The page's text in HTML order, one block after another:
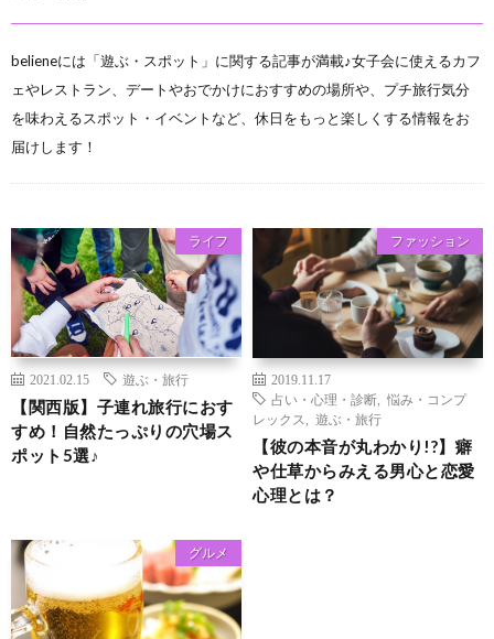
belieneには「遊ぶ・スポット」に関する記事が満載♪女子会に使えるカフ
ェやレストラン、デートやおでかけにおすすめの場所や、プチ旅行気分
を味わえるスポット・イベントなど、休日をもっと楽しくする情報をお
届けします！
ライフ
2021.02.15 遊ぶ・旅行
【関西版】子連れ旅行におす
すめ！自然たっぷりの穴場ス
ポット5選♪
ファッション
2019.11.17
占い・心理・診断
悩み・コンプ
レックス
遊ぶ・旅行
【彼の本音が丸わかり!?】癖
や仕草からみえる男心と恋愛
心理とは？
グルメ